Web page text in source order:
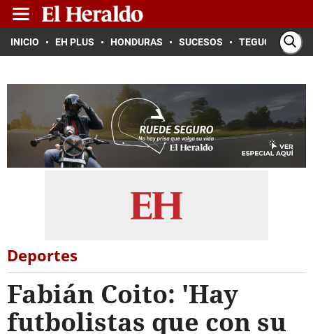
INICIO EH PLUS HONDURAS SUCESOS TEGUCIGALPA
Deportes
Fabián Coito: 'Hay
futbolistas que con su